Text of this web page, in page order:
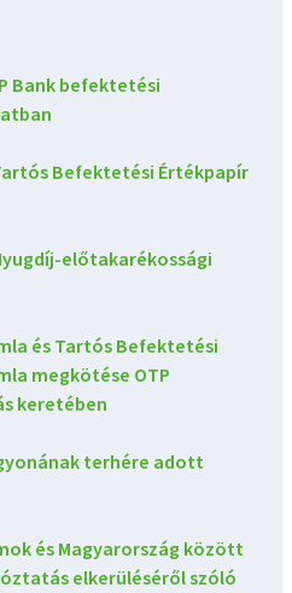
Bank befektetési
Befektetési Értékpapír
előtakarékossági
és Tartós Befektetési
megkötése OTP
keretében
terhére adott
és Magyarország között
elkerüléséről szóló